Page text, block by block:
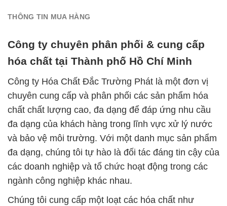
THÔNG TIN MUA HÀNG
Công ty chuyên phân phối & cung cấp
hóa chất tại Thành phố Hồ Chí Minh
Công ty Hóa Chất Đắc Trường Phát là một đơn vị
chuyên cung cấp và phân phối các sản phẩm hóa
chất chất lượng cao, đa dạng để đáp ứng nhu cầu
đa dạng của khách hàng trong lĩnh vực xử lý nước
và bảo vệ môi trường. Với một danh mục sản phẩm
đa dạng, chúng tôi tự hào là đối tác đáng tin cậy của
các doanh nghiệp và tổ chức hoạt động trong các
ngành công nghiệp khác nhau.
Chúng tôi cung cấp một loạt các hóa chất như